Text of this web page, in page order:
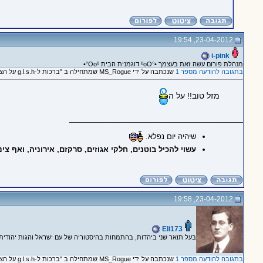
23-04-2012, 19:54
i-pink
מנהלת פורום עשה זאת בעצמך •°ºοΟ דוגמנית הבית Οοº°•
בתגובה להודעה מספר 1
שנכתבה על ידי MS_Rogue שמתחילה ב "ברכות ל-g.l.s.h על הצל"ש :)"
מזל טוב!! על ה
שיהיה יום נפלא.
עשוי להכיל בוטנים, חלקי אגוזים, סרקזם, אירוניה, ואף
23-04-2012, 19:58
Eli173
בעל תואר שני ביהדות, בהתמחות בהיסטוריה של עם ישראל והגות
בתגובה להודעה מספר 1 שנכתבה על ידי MS_Rogue שמתחילה ב "ברכות ל-g.l.s.h על הצל"ש :)"